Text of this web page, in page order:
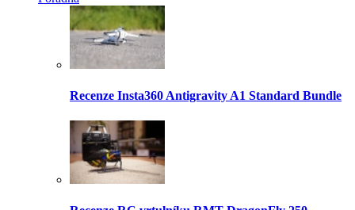
Recenze Insta360 Antigravity A1 Standard Bundle